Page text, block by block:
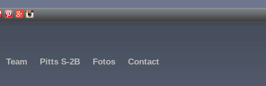
Team Pitts S-2B Fotos Contact